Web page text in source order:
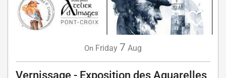
On Friday 7 Aug
Vernissage - Exposition des Aquarelles